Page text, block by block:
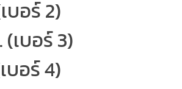
บอร์ 2)
เบอร์ 3)
บอร์ 4)